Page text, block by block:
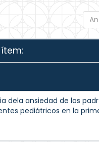
dela ansiedad de los
pediátricos en la